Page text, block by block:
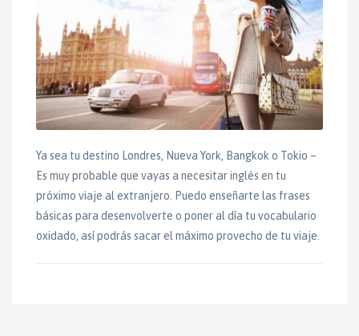
Ya sea tu destino Londres, Nueva York, Bangkok o Tokio –
Es muy probable que vayas a necesitar inglés en tu
próximo viaje al extranjero. Puedo enseñarte las frases
básicas para desenvolverte o poner al día tu vocabulario
oxidado, así podrás sacar el máximo provecho de tu viaje.